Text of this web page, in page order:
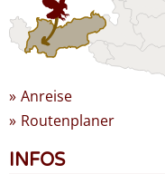
Anreise
Routenplaner
INFOS